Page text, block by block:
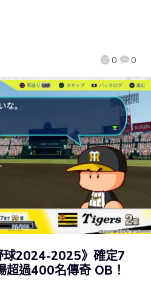
0 0
球2024-2025》確定7
過400名傳奇 OB！